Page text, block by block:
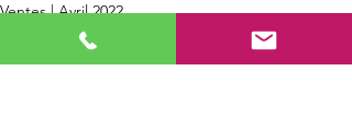
Ventes | Avril 2022